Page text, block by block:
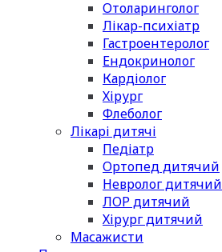
Отоларинголог
Лікар-психіатр
Гастроентеролог
Ендокринолог
Кардіолог
Хірург
Флеболог
Лікарі дитячі
Педіатр
Ортопед дитячий
Невролог дитячий
ЛОР дитячий
Хірург дитячий
Масажисти